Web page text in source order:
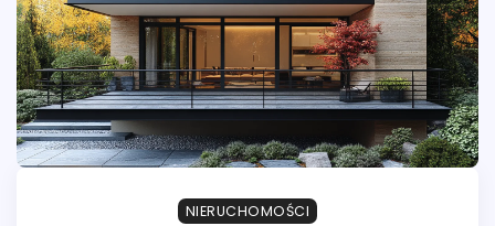
NIERUCHOMOŚCI